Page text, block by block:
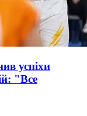
успіхи
"Все